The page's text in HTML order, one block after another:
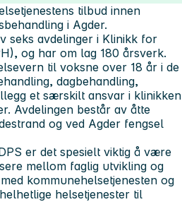
tilbud innen
i Agder.
seks avdelinger i Klinikk for
og har om lag 180 årsverk.
til voksne over 18 år i de
dagbehandling,
et særskilt ansvar i klinikken
Avdelingen består av åtte
og ved Agder fengsel
er det spesielt viktig å være
mellom faglig utvikling og
kommunehelsetjenesten og
helsetjenester til